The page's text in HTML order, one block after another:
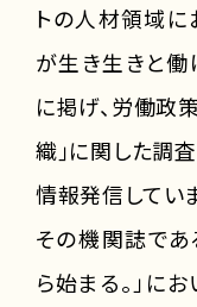
トの人材領域に
が生き生きと
に掲げ、労働政
織｣に関した調
情報発信してい
その機関誌であ
ら始まる。」に